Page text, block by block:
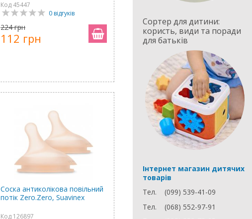
Код 45447
0 відгуків
224 грн
112 грн
Соска антиколікова повільний
потік Zero.Zero, Suavinex
Код 126897
Сортер для дитини:
користь, види та поради
для батьків
Інтернет магазин дитячих
товарів
Тел.
(099) 539-41-09
Тел.
(068) 552-97-91